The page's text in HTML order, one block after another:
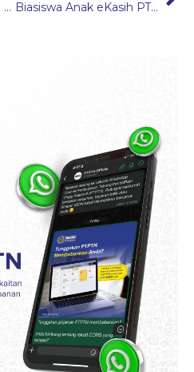
Kempen Cabutan Prime Bonanza
Biasiswa Anak eKasih PTPTN (BAeK PTPTN): Peluang Pendidikan Tinggi Untuk Pelajar Daripada Keluarga eKasih